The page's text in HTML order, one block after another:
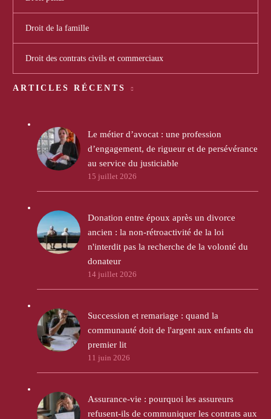
Droit de la famille
Droit des contrats civils et commerciaux
ARTICLES RÉCENTS
Le métier d’avocat : une profession
d’engagement, de rigueur et de persévérance
au service du justiciable
15 juillet 2026
Donation entre époux après un divorce
ancien : la non-rétroactivité de la loi
n'interdit pas la recherche de la volonté du
donateur
14 juillet 2026
Succession et remariage : quand la
communauté doit de l'argent aux enfants du
premier lit
11 juin 2026
Assurance-vie : pourquoi les assureurs
refusent-ils de communiquer les contrats aux